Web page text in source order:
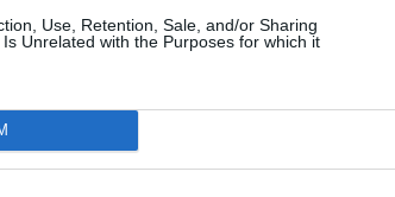
Use, Retention, Sale, and/or Sharing
Unrelated with the Purposes for which it